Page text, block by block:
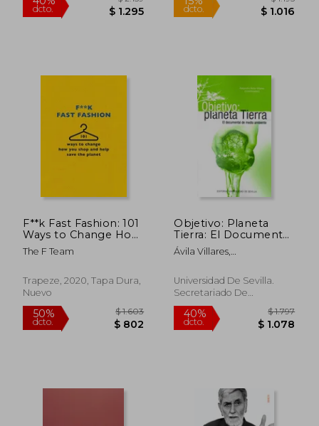
40%
dcto.
15%
dcto.
F**k Fast Fashion: 101
Ways to Change How
You Shop and Help
Save the Planet (en
The F Team
Trapeze, 2020, Tapa Dura,
Nuevo
Objetivo: Planeta
Tierra: El Documental
de Medio Ambiente
(Colección
Ávila Villares,
Saffie, Pamela,Cuesta
Gutiérrez, Martín,Delgado
Chumpitazi,
Mónica,Esquirol Molinas,
Víctor,Martínez Gómez,
Universidad De Sevilla.
Secretariado De
Publicaciones, 2018, 1
Edición, Tapa Blanda,
Nuevo